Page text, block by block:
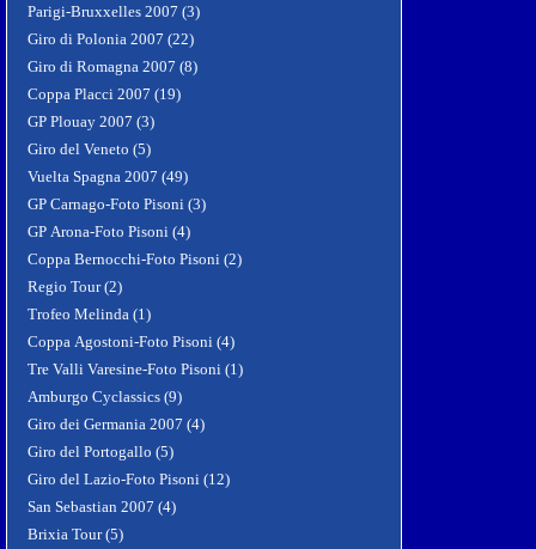
Parigi-Bruxxelles 2007 (3)
Giro di Polonia 2007 (22)
Giro di Romagna 2007 (8)
Coppa Placci 2007 (19)
GP Plouay 2007 (3)
Giro del Veneto (5)
Vuelta Spagna 2007 (49)
GP Carnago-Foto Pisoni (3)
GP Arona-Foto Pisoni (4)
Coppa Bernocchi-Foto Pisoni (2)
Regio Tour (2)
Trofeo Melinda (1)
Coppa Agostoni-Foto Pisoni (4)
Tre Valli Varesine-Foto Pisoni (1)
Amburgo Cyclassics (9)
Giro dei Germania 2007 (4)
Giro del Portogallo (5)
Giro del Lazio-Foto Pisoni (12)
San Sebastian 2007 (4)
Brixia Tour (5)